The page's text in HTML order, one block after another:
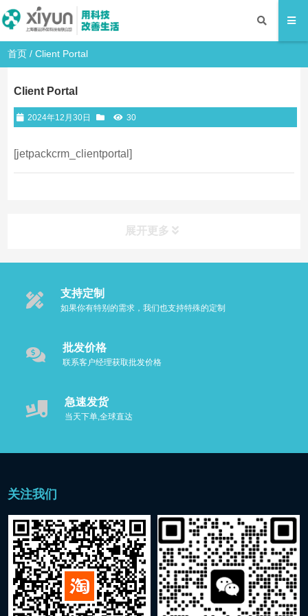
首页 /Client Portal
Client Portal
2024年12月30日 30
[jetpackcrm_clientportal]
展开更多
支持定制
如果你有特别的需求，我们也支持特殊的定制
批发价格
联系客户经理获取批发价格
急速发货
当天下单,全球直达
关注我们